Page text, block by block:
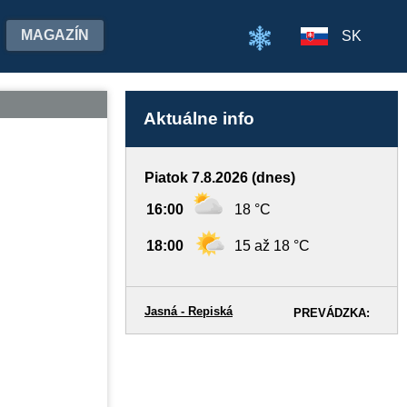
MAGAZÍN SK
Aktuálne info
Piatok 7.8.2026 (dnes)
16:00 18 °C
18:00 15 až 18 °C
PREVÁDZKA:
Jasná - Repiská